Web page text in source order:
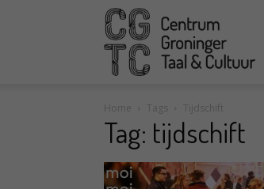
CGTC
Home Tags Tijdschift
Tag: tijdschift